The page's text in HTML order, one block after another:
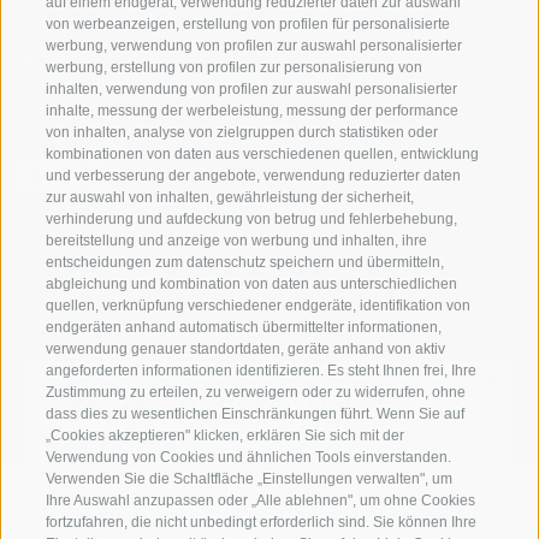
von werbeanzeigen, erstellung von profilen für personalisierte
werbung, verwendung von profilen zur auswahl personalisierter
werbung, erstellung von profilen zur personalisierung von
inhalten, verwendung von profilen zur auswahl personalisierter
inhalte, messung der werbeleistung, messung der performance
von inhalten, analyse von zielgruppen durch statistiken oder
kombinationen von daten aus verschiedenen quellen, entwicklung
und verbesserung der angebote, verwendung reduzierter daten
zur auswahl von inhalten, gewährleistung der sicherheit,
verhinderung und aufdeckung von betrug und fehlerbehebung,
bereitstellung und anzeige von werbung und inhalten, ihre
entscheidungen zum datenschutz speichern und übermitteln,
abgleichung und kombination von daten aus unterschiedlichen
quellen, verknüpfung verschiedener endgeräte, identifikation von
endgeräten anhand automatisch übermittelter informationen,
verwendung genauer standortdaten, geräte anhand von aktiv
angeforderten informationen identifizieren. Es steht Ihnen frei, Ihre
Zustimmung zu erteilen, zu verweigern oder zu widerrufen, ohne
dass dies zu wesentlichen Einschränkungen führt. Wenn Sie auf
„Cookies akzeptieren" klicken, erklären Sie sich mit der
Verwendung von Cookies und ähnlichen Tools einverstanden.
Verwenden Sie die Schaltfläche „Einstellungen verwalten", um
Ihre Auswahl anzupassen oder „Alle ablehnen", um ohne Cookies
fortzufahren, die nicht unbedingt erforderlich sind. Sie können Ihre
LIEBLINGSREGION LIVE
ERLEBEN!
📸 Entdecke unsere Webcams und genieße den Live-
Blick auf unsere wunderschöne Dolomiten Panorama
Tourismusgenossenschaft Gsiesertal - Welsberg - Taisten in
Südtirol
St. Martin 10a I-39030 Gsiesertal
Sei jederzeit informiert und up to date!
NEWSLETTER
Unterkünfte Themen Service